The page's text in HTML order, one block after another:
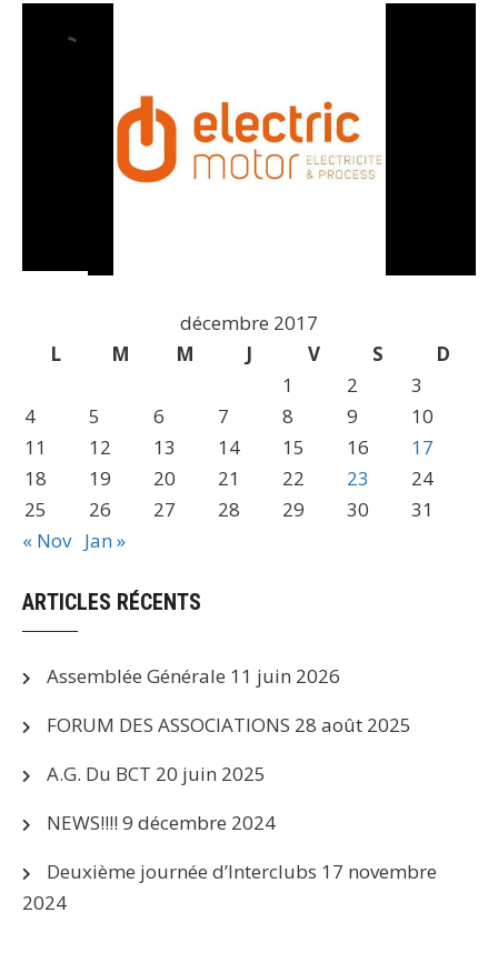
décembre 2017
L
M M J V S
D
1
2
3
4
5 6 7 8 9
10
11
12 13 14 15 16
17
18
19 20 21 22 23
24
25
26 27 28 29 30
31
« Nov Jan »
ARTICLES RÉCENTS
Assemblée Générale 11 juin 2026
FORUM DES ASSOCIATIONS 28 août 2025
A.G. Du BCT 20 juin 2025
NEWS!!!! 9 décembre 2024
Deuxième journée d’Interclubs 17 novembre
2024